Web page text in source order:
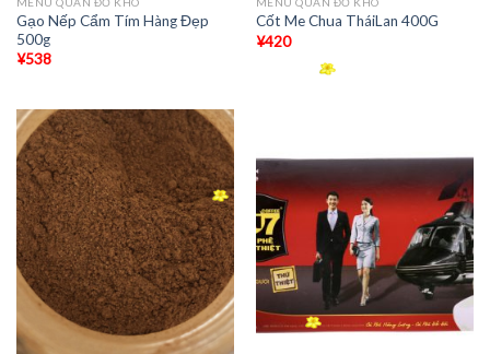
Gạo Nếp Cẩm Tím Hàng Đẹp
500g
¥538
Cốt Me Chua TháiLan 400G
¥420